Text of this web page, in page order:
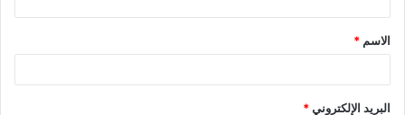
الاسم *
البريد الإلكتروني*